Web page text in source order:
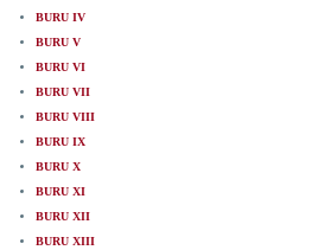
BURU IV
BURU V
BURU VI
BURU VII
BURU VIII
BURU IX
BURU X
BURU XI
BURU XII
BURU XIII